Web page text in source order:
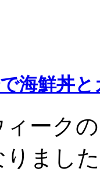
海鮮丼
ィーク
まし